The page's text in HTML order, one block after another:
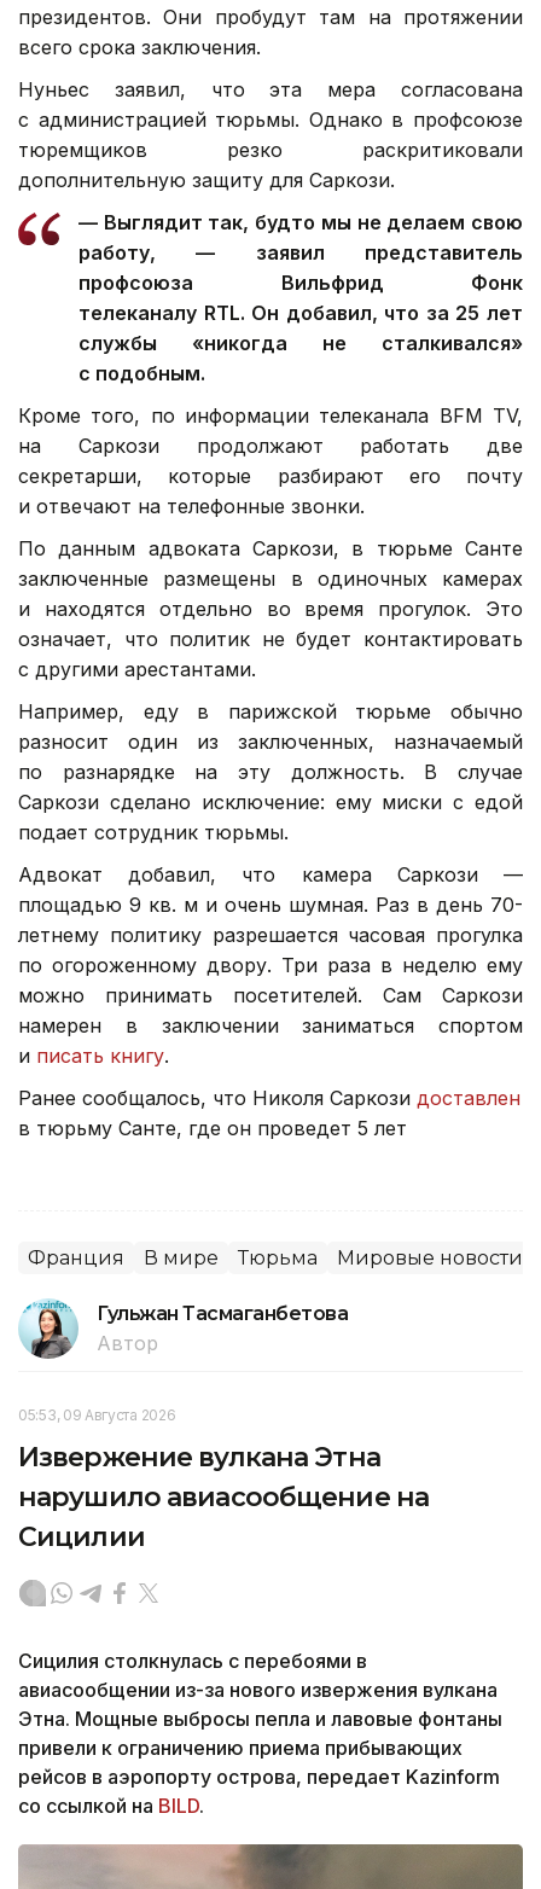
президентов. Они пробудут там на протяжении
всего срока заключения.
Нуньес заявил, что эта мера согласована
с администрацией тюрьмы. Однако в профсоюзе
тюремщиков резко раскритиковали
дополнительную защиту для Саркози.
— Выглядит так, будто мы не делаем свою
работу, — заявил представитель
профсоюза Вильфрид Фонк
телеканалу RTL. Он добавил, что за 25 лет
службы «никогда не сталкивался»
с подобным.
Кроме того, по информации телеканала BFM TV,
на Саркози продолжают работать две
секретарши, которые разбирают его почту
и отвечают на телефонные звонки.
По данным адвоката Саркози, в тюрьме Санте
заключенные размещены в одиночных камерах
и находятся отдельно во время прогулок. Это
означает, что политик не будет контактировать
с другими арестантами.
Например, еду в парижской тюрьме обычно
разносит один из заключенных, назначаемый
по разнарядке на эту должность. В случае
Саркози сделано исключение: ему миски с едой
подает сотрудник тюрьмы.
Адвокат добавил, что камера Саркози —
площадью 9 кв. м и очень шумная. Раз в день 70-
летнему политику разрешается часовая прогулка
по огороженному двору. Три раза в неделю ему
можно принимать посетителей. Сам Саркози
намерен в заключении заниматься спортом
и писать книгу.
Ранее сообщалось, что Николя Саркози доставлен
в тюрьму Санте, где он проведет 5 лет
Франция В мире Тюрьма Мировые новости
Гульжан Тасмаганбетова
Автор
05:53, 09 Августа 2026
Извержение вулкана Этна
нарушило авиасообщение на
Сицилии
Сицилия столкнулась с перебоями в
авиасообщении из-за нового извержения вулкана
Этна. Мощные выбросы пепла и лавовые фонтаны
привели к ограничению приема прибывающих
рейсов в аэропорту острова, передает Kazinform
со ссылкой на BILD.